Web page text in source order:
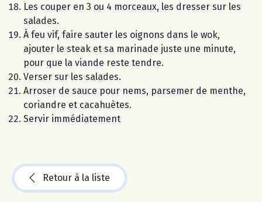
Les couper en 3 ou 4 morceaux, les dresser sur les
salades.
À feu vif, faire sauter les oignons dans le wok,
ajouter le steak et sa marinade juste une minute,
pour que la viande reste tendre.
Verser sur les salades.
Arroser de sauce pour nems, parsemer de menthe,
coriandre et cacahuètes.
Servir immédiatement
Retour à la liste